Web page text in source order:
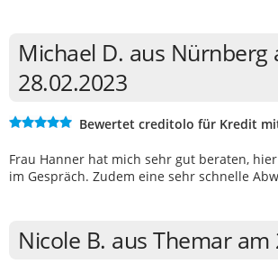
Michael D. aus Nürnberg
28.02.2023
Bewertet creditolo für Kredit
Frau Hanner hat mich sehr gut beraten,
im Gespräch. Zudem eine sehr schnelle
Nicole B. aus Themar am